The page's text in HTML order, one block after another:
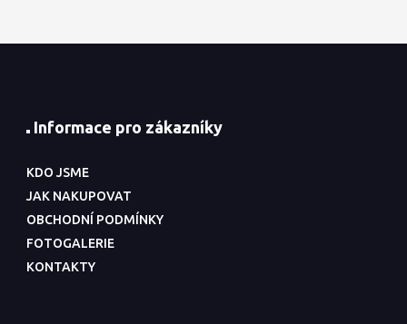
Informace pro zákazníky
KDO JSME
JAK NAKUPOVAT
OBCHODNÍ PODMÍNKY
FOTOGALERIE
KONTAKTY